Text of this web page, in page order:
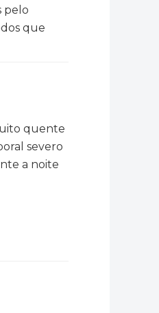
pelo
que
quente
severo
a noite